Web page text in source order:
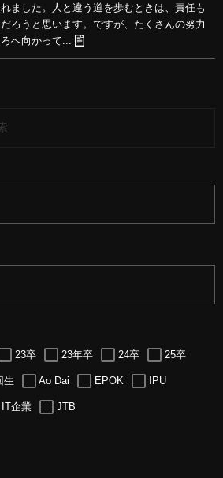
ました。人と違う道を歩むときは、責任も
ろうと思います。ですが、たくさんの努力
へ向かって...
23卒 23年卒 24卒 25卒
生 Ao Dai EPOK IPU
IT企業 JTB